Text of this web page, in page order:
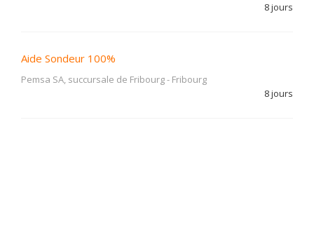
8 jours
Aide Sondeur 100%
Pemsa SA, succursale de Fribourg- Fribourg
8 jours